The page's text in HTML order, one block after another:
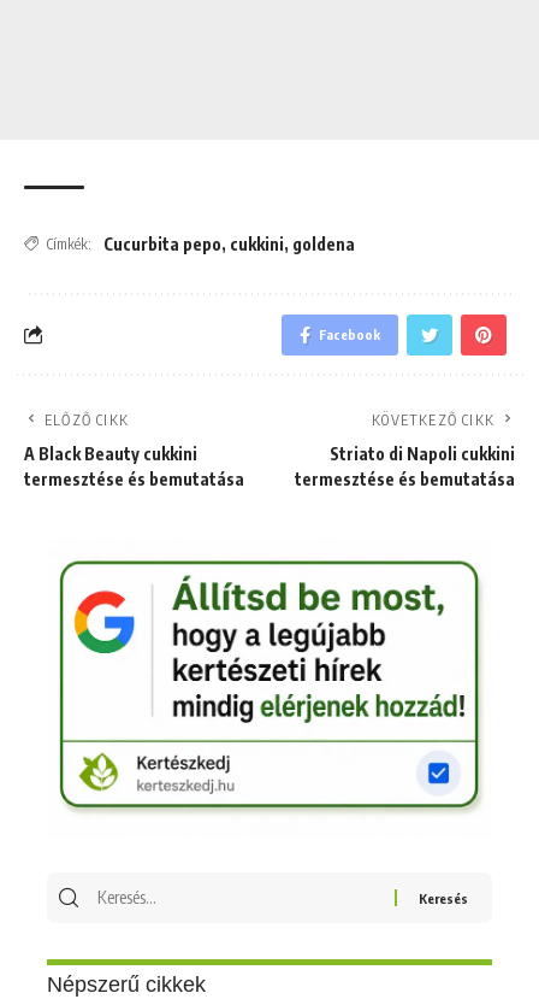
Címkék: Cucurbita pepo, cukkini, goldena
Facebook
ELŐZŐ CIKK
A Black Beauty cukkini
termesztése és bemutatása
KÖVETKEZŐ CIKK
Striato di Napoli cukkini
termesztése és bemutatása
Keresés
Népszerű cikkek